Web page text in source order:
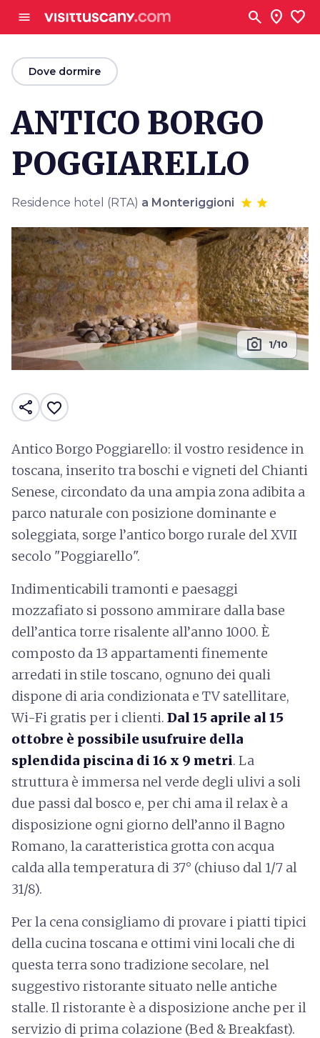
menu search location_on favorite
arrow_backDove dormire
ANTICO BORGO
POGGIARELLO
Residence hotel (RTA) a Monteriggioni
photo_camera 1/10
share favorite_border
Antico Borgo Poggiarello: il vostro residence in
toscana, inserito tra boschi e vigneti del Chianti
Senese, circondato da una ampia zona adibita a
parco naturale con posizione dominante e
soleggiata, sorge l’antico borgo rurale del XVII
secolo "Poggiarello".
Indimenticabili tramonti e paesaggi
mozzafiato si possono ammirare dalla base
dell’antica torre risalente all’anno 1000. È
composto da 13 appartamenti finemente
arredati in stile toscano, ognuno dei quali
dispone di aria condizionata e TV satellitare,
Wi-Fi gratis per i clienti. Dal 15 aprile al 15
ottobre è possibile usufruire della
splendida piscina di 16 x 9 metri. La
struttura è immersa nel verde degli ulivi a soli
due passi dal bosco e, per chi ama il relax è a
disposizione ogni giorno dell’anno il Bagno
Romano, la caratteristica grotta con acqua
calda alla temperatura di 37° (chiuso dal 1/7 al
31/8).
Per la cena consigliamo di provare i piatti tipici
della cucina toscana e ottimi vini locali che di
questa terra sono tradizione secolare, nel
suggestivo ristorante situato nelle antiche
stalle. Il ristorante è a disposizione anche per il
servizio di prima colazione (Bed & Breakfast).